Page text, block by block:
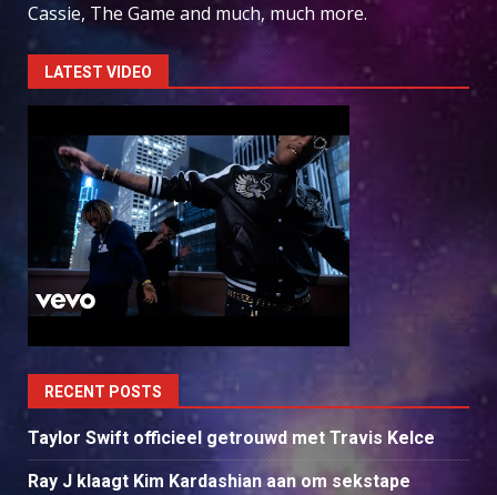
Cassie, The Game and much, much more.
LATEST VIDEO
RECENT POSTS
Taylor Swift officieel getrouwd met Travis Kelce
Ray J klaagt Kim Kardashian aan om sekstape